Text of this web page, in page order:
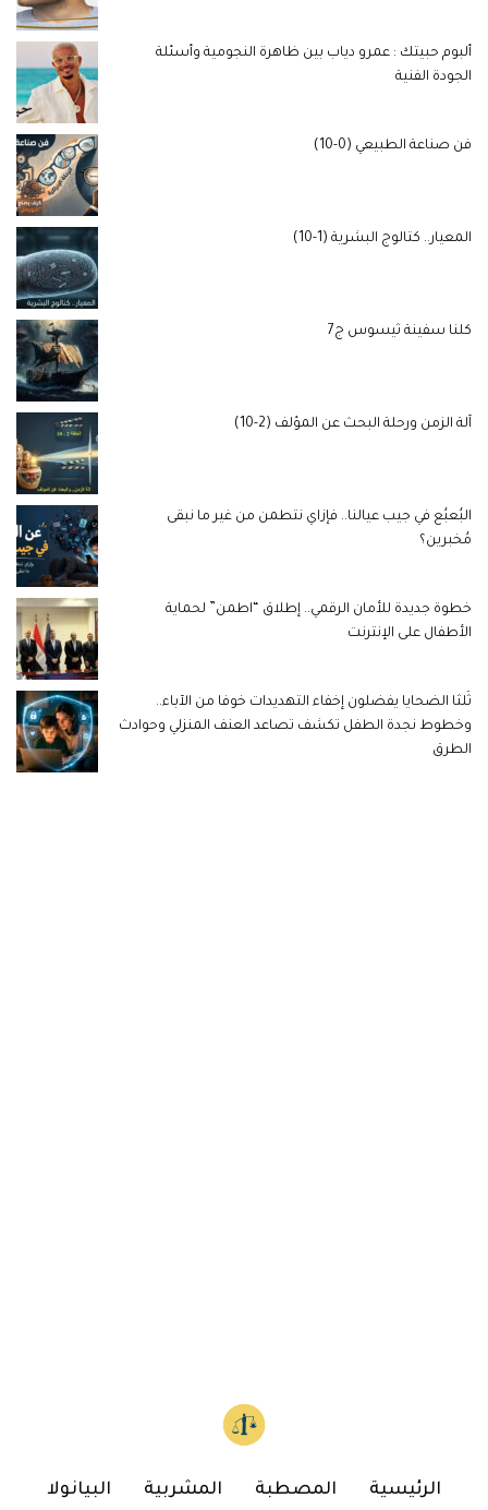
ألبوم حبيتك : عمرو دياب بين ظاهرة النجومية وأسئلة
الجودة الفنية
فن صناعة الطبيعي (0-10)
المعيار.. كتالوج البشرية (1-10)
كلنا سفينة ثيسوس ج7
آلة الزمن ورحلة البحث عن المؤلف (2-10)
البُعبُع في جيب عيالنا.. فإزاي نتطمن من غير ما نبقى
مُخبرين؟
خطوة جديدة للأمان الرقمي.. إطلاق “اطمن” لحماية
الأطفال على الإنترنت
ثُلثا الضحايا يفضلون إخفاء التهديدات خوفا من الآباء..
وخطوط نجدة الطفل تكشف تصاعد العنف المنزلي وحوادث
الطرق
الرئيسية المصطبة المشربية البيانولا